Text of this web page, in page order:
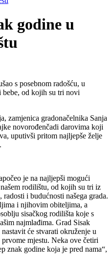
godine u
s posebnom radošću, u
bebe, od kojih su tri novi
zamjenica gradonačelnika Sanja
novorođenčadi darovima koji
uputivši pritom najljepše želje
je na najljepši mogući
rodilištu, od kojih su tri iz
i budućnosti našega grada.
i njihovim obiteljima, a
sisačkog rodilišta koje s
najmlađima. Grad Sisak
će stvarati okruženje u
mjestu. Neka ove četiri
znak godine koja je pred nama“,